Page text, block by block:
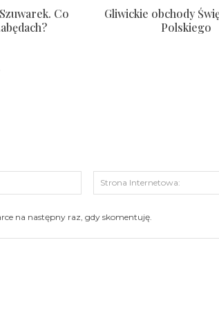
Co
Gliwickie obchody
Polskiego
mail:
na następny raz, gdy skomentuję.